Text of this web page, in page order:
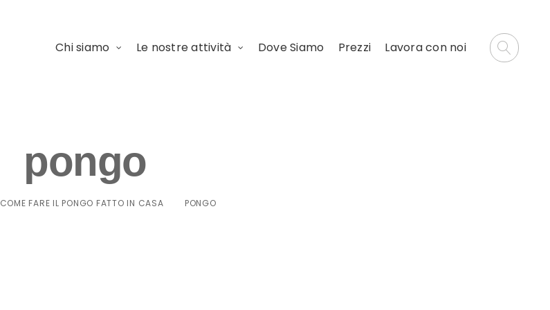
Chi siamo Le nostre attività Dove Siamo Prezzi Lavora con noi
pongo
COME FARE IL PONGO FATTO IN CASA PONGO